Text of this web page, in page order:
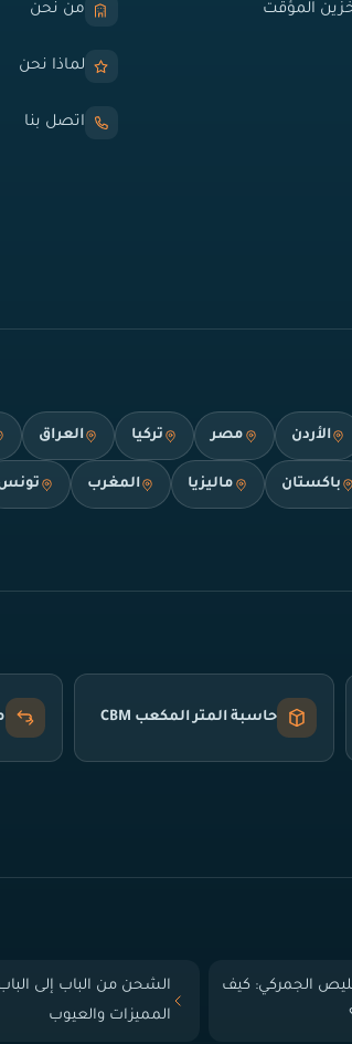
المؤقت من نحن
لماذا نحن
اتصل بنا
الأردن مصر تركيا العراق
باكستان ماليزيا المغرب
حاسبة المتر المكعب CBM
الجمركي: كيف
المميزات والعيوب